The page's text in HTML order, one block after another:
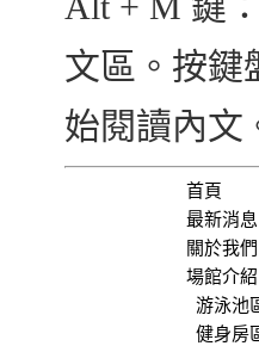
文區。按鍵
始閱讀內文
首頁
最新消息
關於我們
場館介紹
游泳池
健身房